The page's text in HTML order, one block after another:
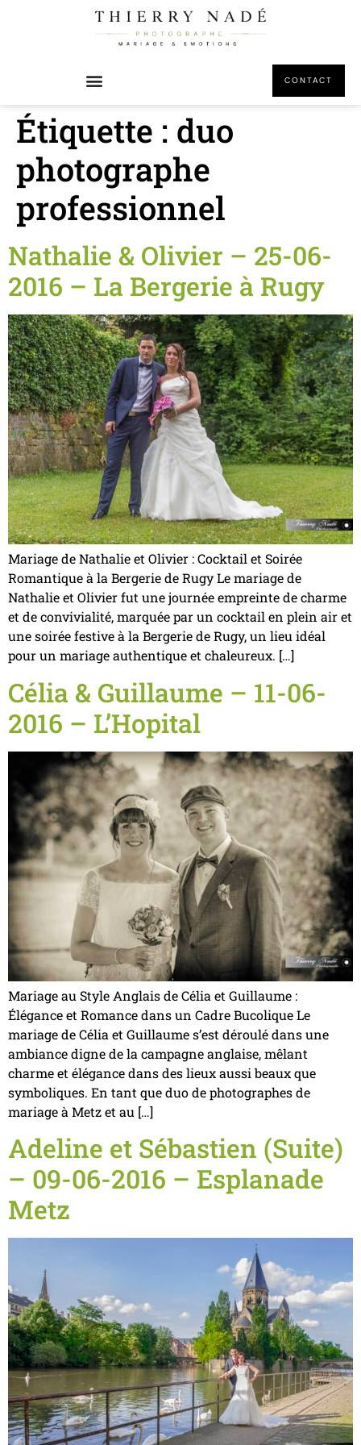
CONTACT
Étiquette : duo
photographe
professionnel
Nathalie & Olivier – 25-06-
2016 – La Bergerie à Rugy
Mariage de Nathalie et Olivier : Cocktail et Soirée
Romantique à la Bergerie de Rugy Le mariage de
Nathalie et Olivier fut une journée empreinte de charme
et de convivialité, marquée par un cocktail en plein air et
une soirée festive à la Bergerie de Rugy, un lieu idéal
pour un mariage authentique et chaleureux. […]
Célia & Guillaume – 11-06-
2016 – L’Hopital
Mariage au Style Anglais de Célia et Guillaume :
Élégance et Romance dans un Cadre Bucolique Le
mariage de Célia et Guillaume s’est déroulé dans une
ambiance digne de la campagne anglaise, mêlant
charme et élégance dans des lieux aussi beaux que
symboliques. En tant que duo de photographes de
mariage à Metz et au […]
Adeline et Sébastien (Suite)
– 09-06-2016 – Esplanade
Metz